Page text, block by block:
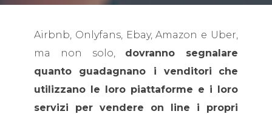
Airbnb, Onlyfans, Ebay, Amazon e Uber,
ma non solo, dovranno segnalare
quanto guadagnano i venditori
che
utilizzano le loro piattaforme e i loro
servizi per vendere on line i propri